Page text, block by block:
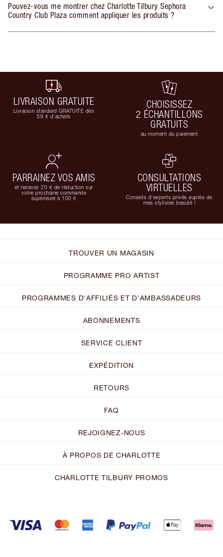
Pouvez-vous me montrer chez Charlotte Tilbury Sephora
Country Club Plaza comment appliquer les produits ?
LIVRAISON GRATUITE
Livraison standard GRATUITE dès
59 € d'achats
CHOISISSEZ
2 ÉCHANTILLONS
GRATUITS
au moment du paiement
PARRAINEZ VOS AMIS
et recevez 20 € de réduction sur
votre prochaine commande
supérieure à 100 €
CONSULTATIONS
VIRTUELLES
Conseils d'experts privés auprès de
mes stylistes beauté !
TROUVER UN MAGASIN
PROGRAMME PRO ARTIST
PROGRAMMES D'AFFILIÉS ET D'AMBASSADEURS
ABONNEMENTS
SERVICE CLIENT
EXPÉDITION
RETOURS
FAQ
REJOIGNEZ-NOUS
À PROPOS DE CHARLOTTE
CHARLOTTE TILBURY PROMOS